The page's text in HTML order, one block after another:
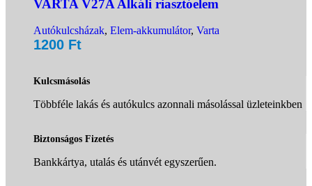
VARTA V27A Alkáli riasztóelem
Autókulcsházak, Elem-akkumulátor, Varta
1200 Ft
Kulcsmásolás
Többféle lakás és autókulcs azonnali másolással üzleteinkben
Biztonságos Fizetés
Bankkártya, utalás és utánvét egyszerűen.